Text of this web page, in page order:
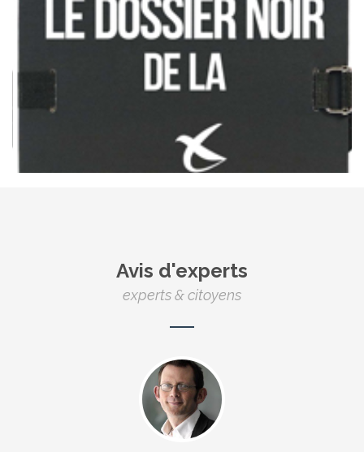
Avis d'experts
experts & citoyens